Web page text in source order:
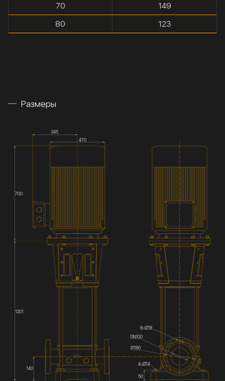
70
149
80
123
Размеры
DN100
345
470
700
1201
140
50
4-Ø14
Ø180
8-Ø18